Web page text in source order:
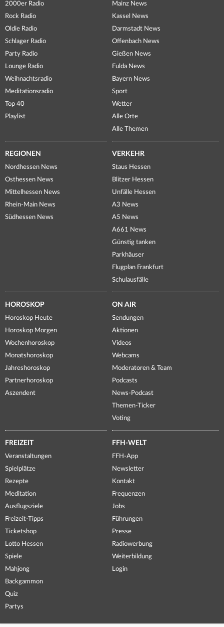
2000er Radio
Rock Radio
Oldie Radio
Schlager Radio
Party Radio
Lounge Radio
Weihnachtsradio
Meditationsradio
Top 40
Playlist
Mainz News
Kassel News
Darmstadt News
Offenbach News
Gießen News
Fulda News
Bayern News
Sport
Wetter
Alle Orte
Alle Themen
REGIONEN
Nordhessen News
Osthessen News
Mittelhessen News
Rhein-Main News
Südhessen News
VERKEHR
Staus Hessen
Blitzer Hessen
Unfälle Hessen
A3 News
A5 News
A661 News
Günstig tanken
Parkhäuser
Flugplan Frankfurt
Schulausfälle
HOROSKOP
Horoskop Heute
Horoskop Morgen
Wochenhoroskop
Monatshoroskop
Jahreshoroskop
Partnerhoroskop
Aszendent
ON AIR
Sendungen
Aktionen
Videos
Webcams
Moderatoren & Team
Podcasts
News-Podcast
Themen-Ticker
Voting
FREIZEIT
Veranstaltungen
Spielplätze
Rezepte
Meditation
Ausflugsziele
Freizeit-Tipps
Ticketshop
Lotto Hessen
Spiele
Mahjong
Backgammon
Quiz
Partys
FFH-WELT
FFH-App
Newsletter
Kontakt
Frequenzen
Jobs
Führungen
Presse
Radiowerbung
Weiterbildung
Login